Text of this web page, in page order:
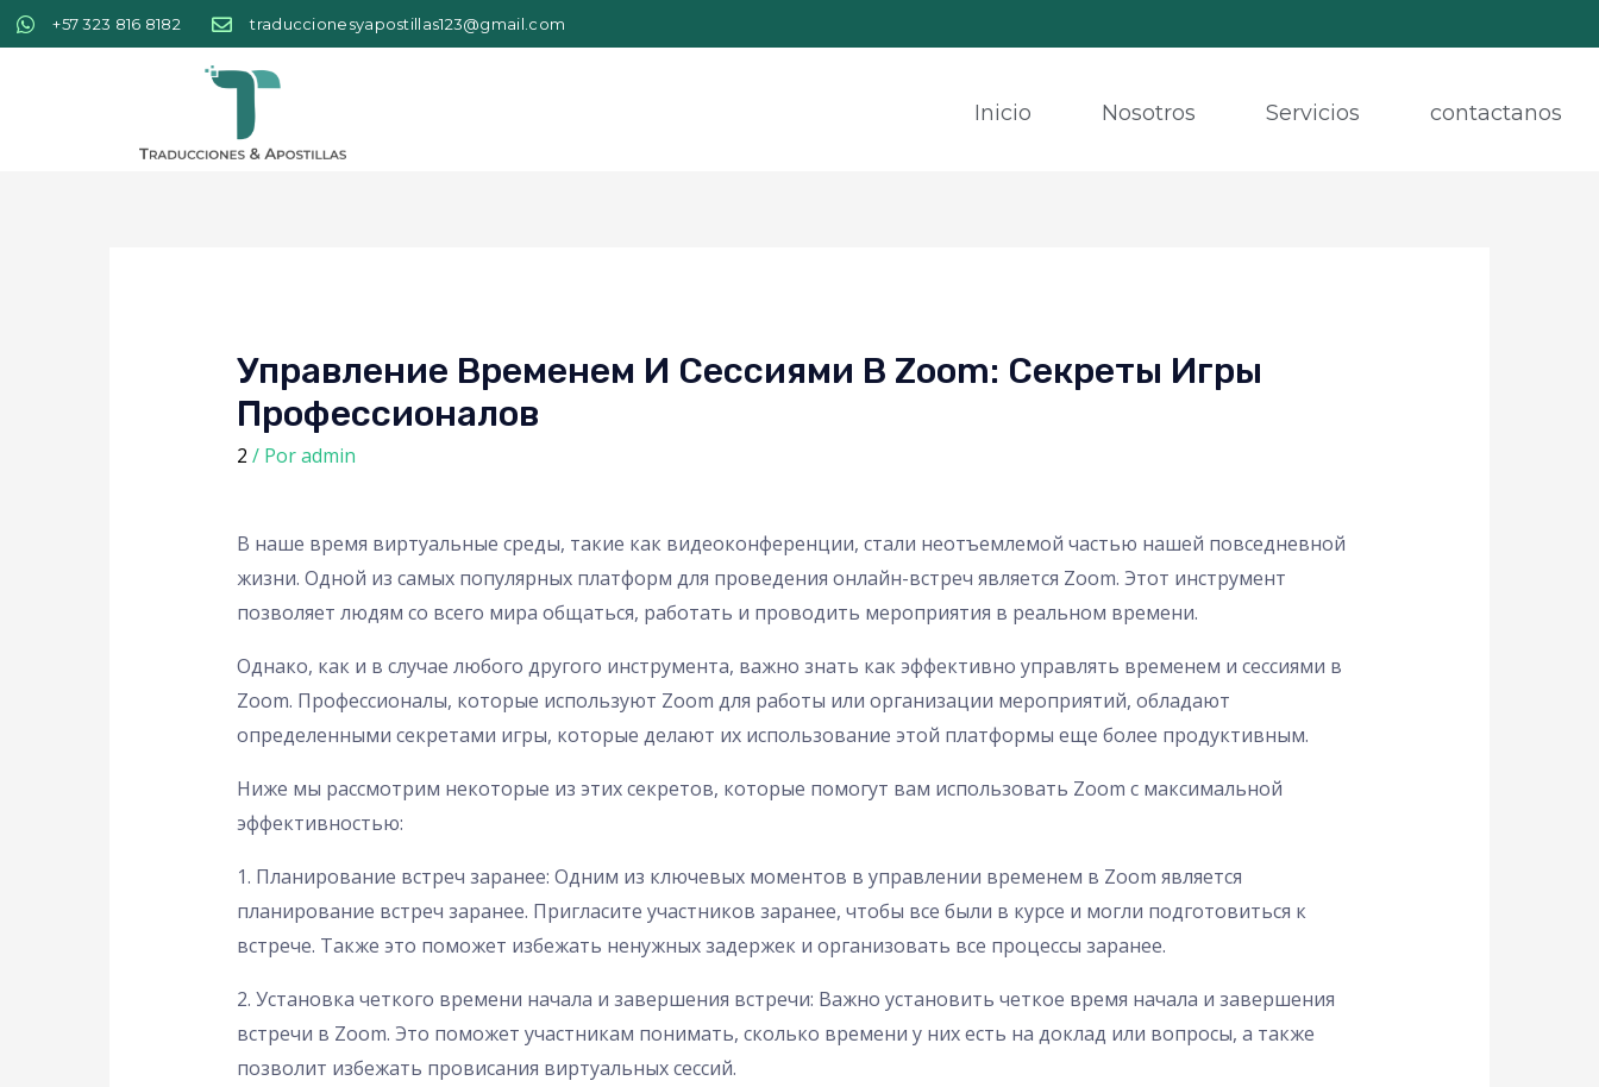
+57 323 816 8182 traduccionesyapostillas123@gmail.com
Inicio Nosotros Servicios contactanos
Управление Временем И Сессиями В Zoom: Секреты Игры
Профессионалов
2 / Poradmin
В наше время виртуальные среды, такие как видеоконференции, стали неотъемлемой частью нашей повседневной
жизни. Одной из самых популярных платформ для проведения онлайн-встреч является Zoom. Этот инструмент
позволяет людям со всего мира общаться, работать и проводить мероприятия в реальном времени.
Однако, как и в случае любого другого инструмента, важно знать как эффективно управлять временем и сессиями в
Zoom. Профессионалы, которые используют Zoom для работы или организации мероприятий, обладают
определенными секретами игры, которые делают их использование этой платформы еще более продуктивным.
Ниже мы рассмотрим некоторые из этих секретов, которые помогут вам использовать Zoom с максимальной
эффективностью:
1. Планирование встреч заранее: Одним из ключевых моментов в управлении временем в Zoom является
планирование встреч заранее. Пригласите участников заранее, чтобы все были в курсе и могли подготовиться к
встрече. Также это поможет избежать ненужных задержек и организовать все процессы заранее.
2. Установка четкого времени начала и завершения встречи: Важно установить четкое время начала и завершения
встречи в Zoom. Это поможет участникам понимать, сколько времени у них есть на доклад или вопросы, а также
позволит избежать провисания виртуальных сессий.